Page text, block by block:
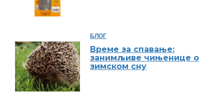
БЛОГ
Време за спавање:
занимљиве чињенице о
зимском сну